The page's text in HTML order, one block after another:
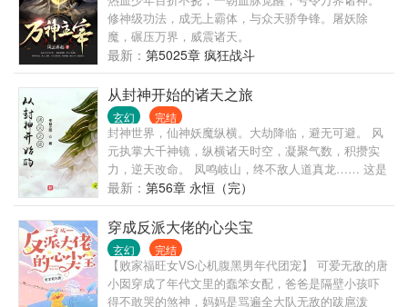
修神级功法，成无上霸体，与众天骄争锋。屠妖除
魔，碾压万界，威震诸天。
最新： 第5025章 疯狂战斗
从封神开始的诸天之旅
玄幻 完结
封神世界，仙神妖魔纵横。大劫降临，避无可避。 风
元执掌大千神镜，纵横诸天时空，凝聚气数，积攒实
力，逆天改命。 凤鸣岐山，终不敌人道真龙…… 这是
一个从封神世界开始的诸天神话。 群：164692113需
验证
最新： 第56章 永恒（完）
穿成反派大佬的心尖宝
玄幻 完结
【败家福旺女VS心机腹黑男年代团宠】 可爱无敌的唐
小囡穿成了年代文里的蠢笨女配，爸爸是隔壁小孩吓
得不敢哭的煞神，妈妈是骂遍全大队无敌的跋扈泼